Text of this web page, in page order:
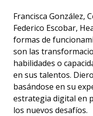
Francisca González,
Federico Escobar,
formas de
son las
habilidades o
en sus talentos.
basándose en su
estrategia digital en
los nuevos desafíos.